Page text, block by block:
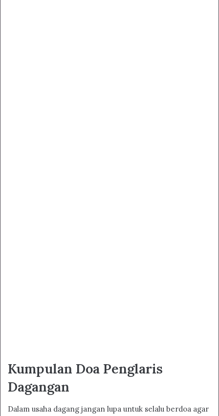
Kumpulan Doa Penglaris
Dagangan
Dalam usaha dagang jangan lupa untuk selalu berdoa agar